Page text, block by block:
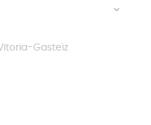

Gasteiz